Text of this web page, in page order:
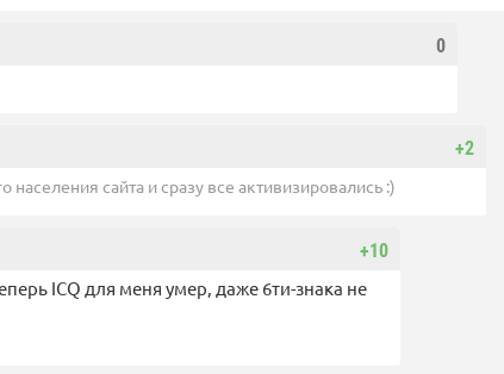
0
+2
сайта и сразу все активизировались :)
+10
ICQ для меня умер, даже 6ти-знака не